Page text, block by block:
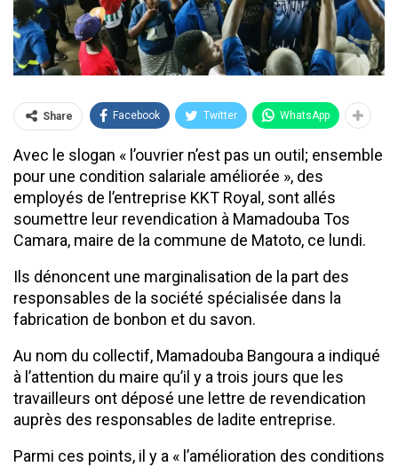
Share Facebook Twitter WhatsApp
Avec le slogan « l’ouvrier n’est pas un outil; ensemble
pour une condition salariale améliorée », des
employés de l’entreprise KKT Royal, sont allés
soumettre leur revendication à Mamadouba Tos
Camara, maire de la commune de Matoto, ce lundi.
Ils dénoncent une marginalisation de la part des
responsables de la société spécialisée dans la
fabrication de bonbon et du savon.
Au nom du collectif, Mamadouba Bangoura a indiqué
à l’attention du maire qu’il y a trois jours que les
travailleurs ont déposé une lettre de revendication
auprès des responsables de ladite entreprise.
Parmi ces points, il y a « l’amélioration des conditions